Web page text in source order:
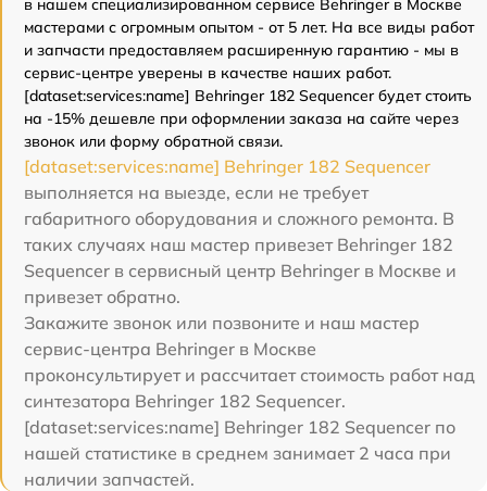
в нашем специализированном сервисе Behringer в Москве
мастерами с огромным опытом - от 5 лет. На все виды работ
и запчасти предоставляем расширенную гарантию - мы в
сервис-центре уверены в качестве наших работ.
[dataset:services:name] Behringer 182 Sequencer будет стоить
на -15% дешевле при оформлении заказа на сайте через
звонок или форму обратной связи.
[dataset:services:name] Behringer 182 Sequencer
выполняется на выезде, если не требует
габаритного оборудования и сложного ремонта. В
таких случаях наш мастер привезет Behringer 182
Sequencer в сервисный центр Behringer в Москве и
привезет обратно.
Закажите звонок или позвоните и наш мастер
сервис-центра Behringer в Москве
проконсультирует и рассчитает стоимость работ над
синтезатора Behringer 182 Sequencer.
[dataset:services:name] Behringer 182 Sequencer по
нашей статистике в среднем занимает 2 часа при
наличии запчастей.